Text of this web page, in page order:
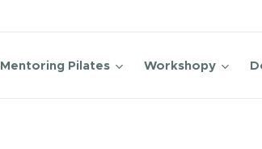
Mentoring Pilates Workshopy